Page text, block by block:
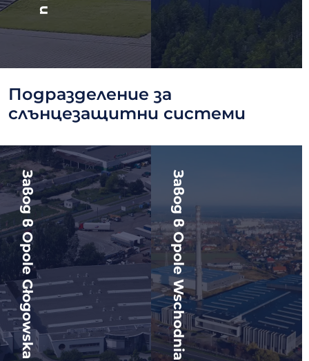
Подразделение за
слънцезащитни системи
Завод в Opole Głogowska Завод в Opole Wschodnia